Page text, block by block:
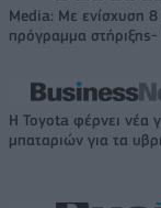
Media: Με ενίσχυση 8
πρόγραμμα
Η Toyota φέρνει νέα
μπαταριών για τα